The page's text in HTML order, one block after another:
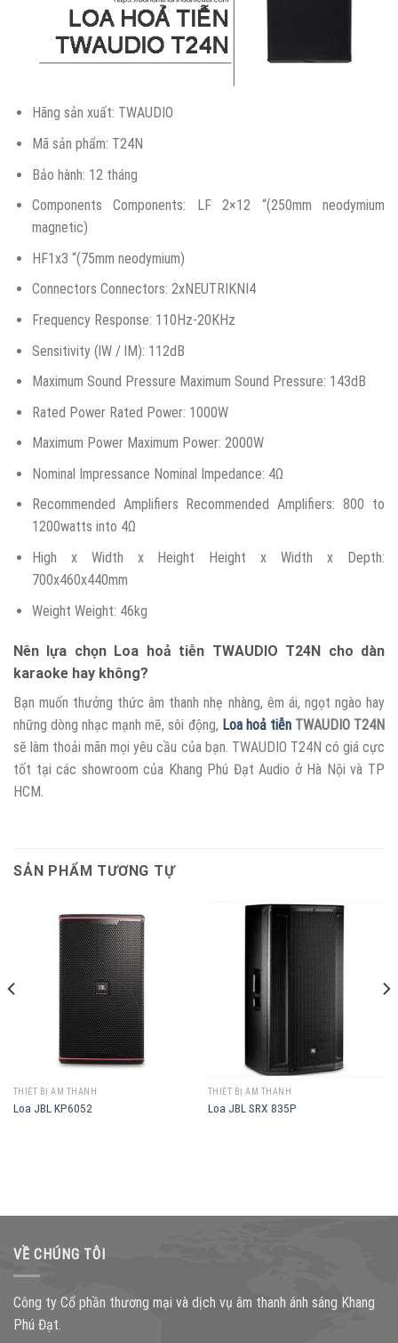
Hãng sản xuất: TWAUDIO
Mã sản phẩm: T24N
Bảo hành: 12 tháng
Components Components: LF 2×12 “(250mm neodymium
magnetic)
HF1x3 “(75mm neodymium)
Connectors Connectors: 2xNEUTRIKNI4
Frequency Response: 110Hz-20KHz
Sensitivity (lW / lM): 112dB
Maximum Sound Pressure Maximum Sound Pressure: 143dB
Rated Power Rated Power: 1000W
Maximum Power Maximum Power: 2000W
Nominal Impressance Nominal Impedance: 4Ω
Recommended Amplifiers Recommended Amplifiers: 800 to
1200watts into 4Ω
High x Width x Height Height x Width x Depth:
700x460x440mm
Weight Weight: 46kg
Nên lựa chọn Loa hoả tiễn TWAUDIO T24N cho dàn
karaoke hay không?
Bạn muốn thưởng thức âm thanh nhẹ nhàng, êm ái, ngọt ngào hay
những dòng nhạc mạnh mẽ, sôi động, Loa hoả tiễnTWAUDIO T24N
sẽ làm thoải mãn mọi yêu cầu của bạn. TWAUDIO T24N có giá cực
tốt tại các showroom của Khang Phú Đạt Audio ở Hà Nội và TP
HCM.
SẢN PHẨM TƯƠNG TỰ
THIẾT BỊ ÂM THANH
Loa JBL KP6052
THIẾT BỊ ÂM THANH
Loa JBL SRX 835P
VỀ CHÚNG TÔI
Công ty Cổ phần thương mại và dịch vụ âm thanh ánh sáng Khang
Phú Đạt.